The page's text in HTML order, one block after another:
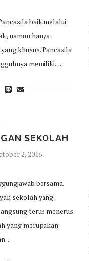
baik melalui
namun hanya
khusus. Pancasila
memiliki…
SEKOLAH
2, 2016
bersama.
sekolah yang
terus menerus
yang merupakan